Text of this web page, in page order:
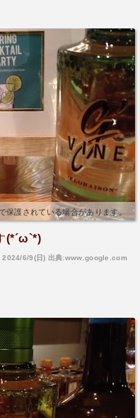
保護されている場合があります。
(*´ω`*)
2024/6/9(日) 出典:www.google.com